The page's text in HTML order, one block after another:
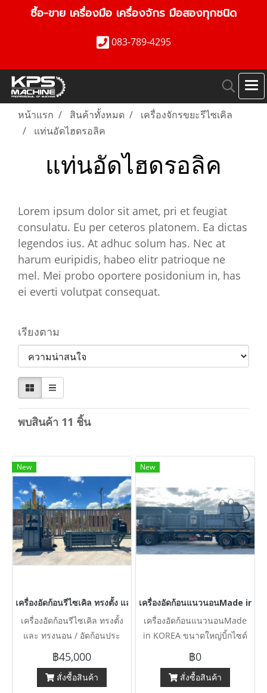
ซื้อ-ขาย เครื่องมือ เครื่องจักร มือสองทุกชนิด
083-789-4295
หน้าแรก สินค้าทั้งหมด
เครื่องจักรขยะรีไซเคิล
แท่นอัดไฮดรอลิค
แท่นอัดไฮดรอลิค
Lorem ipsum dolor sit amet, pri et feugiat
consulatu. Eu per ceteros platonem. Ea dictas
legendos ius. At adhuc solum has. Nec at
harum euripidis, habeo elitr patrioque ne
mel. Mei probo oportere posidonium in, has
ei everti volutpat consequat.
เรียงตาม
พบสินค้า 11 ชิ้น
New
เครื่องอัดก้อนรีไซเคิล ทรงตั้ง และ ทรงนอน / อัดก้อนประมาน
เครื่องอัดก้อนรีไซเคิล ทรงตั้ง
และ ทรงนอน / อัดก้อนประ
มาน 50~100 kg เข้ามา 2 ตัว
ทรงตั้ง / 3 HP ไฟบ้าน 220V
ทรงนอน / 5 HP 380V
฿45,000
สั่งซื้อสินค้า
New
เครื่องอัดก้อนแนวนอนMade in
เครื่องอัดก้อนแนวนอนMade
in KOREA ขนาดใหญ่บิ้กไซด์
งาน HEAVY DEUTY นน.เครื่อง
28 ตัน (28000 kg) 380V
฿0
สั่งซื้อสินค้า